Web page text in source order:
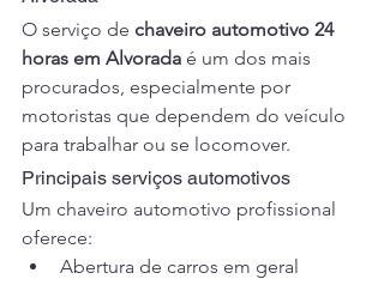
O serviço de chaveiro automotivo 24
horas em Alvorada é um dos mais
procurados, especialmente por
motoristas que dependem do veículo
para trabalhar ou se locomover.
Principais serviços automotivos
Um chaveiro automotivo profissional
oferece:
Abertura de carros em geral